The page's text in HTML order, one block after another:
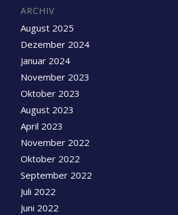
ARCHIV
August 2025
Dezember 2024
Januar 2024
November 2023
Oktober 2023
August 2023
April 2023
November 2022
Oktober 2022
September 2022
Juli 2022
Juni 2022